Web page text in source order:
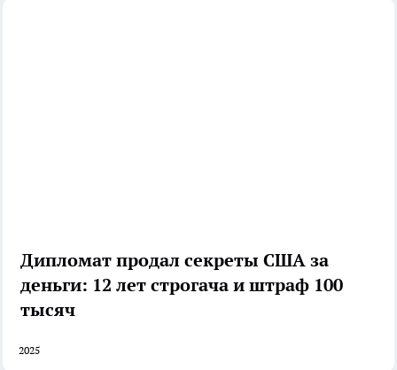
Дипломат продал секреты США за
деньги: 12 лет строгача и штраф 100
тысяч
2025